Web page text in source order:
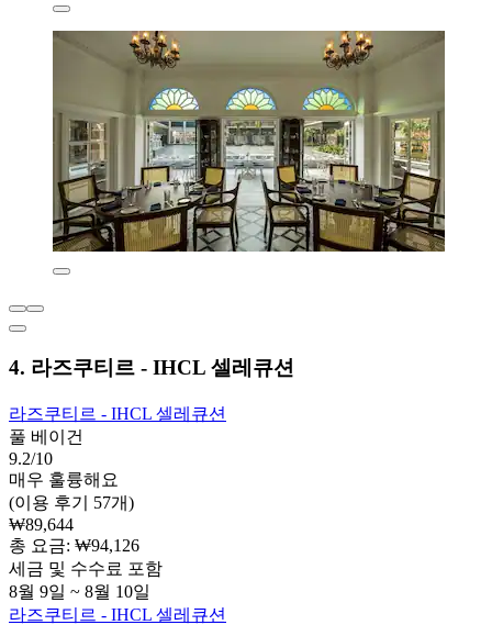
4. 라즈쿠티르 - IHCL 셀레큐션
라즈쿠티르 - IHCL 셀레큐션
풀 베이건
9.2/10
매우 훌륭해요
(이용 후기 57개)
₩89,644
총 요금: ₩94,126
세금 및 수수료 포함
8월 9일 ~ 8월 10일
라즈쿠티르 - IHCL 셀레큐션